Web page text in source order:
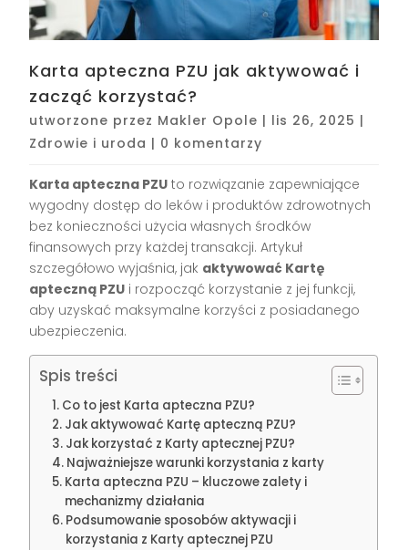
Karta apteczna PZU jak aktywować i
zacząć korzystać?
utworzone przez Makler Opole | lis 26, 2025 |
Zdrowie i uroda | 0 komentarzy
Karta apteczna PZU to rozwiązanie zapewniające
wygodny dostęp do leków i produktów zdrowotnych
bez konieczności użycia własnych środków
finansowych przy każdej transakcji. Artykuł
szczegółowo wyjaśnia, jak aktywować Kartę
apteczną PZU i rozpocząć korzystanie z jej funkcji,
aby uzyskać maksymalne korzyści z posiadanego
ubezpieczenia.
Spis treści
Co to jest Karta apteczna PZU?
Jak aktywować Kartę apteczną PZU?
Jak korzystać z Karty aptecznej PZU?
Najważniejsze warunki korzystania z karty
Karta apteczna PZU – kluczowe zalety i
mechanizmy działania
Podsumowanie sposobów aktywacji i
korzystania z Karty aptecznej PZU